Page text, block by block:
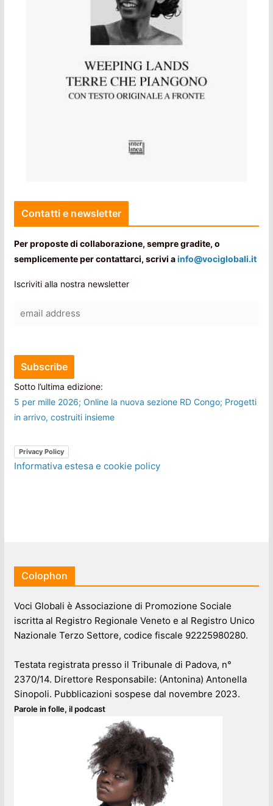
Contatti e newsletter
Per proposte di collaborazione, sempre gradite, o
semplicemente per contattarci, scrivi ainfo@vociglobali.it
Iscriviti alla nostra newsletter
Sotto l’ultima edizione:
5 per mille 2026; Online la nuova sezione RD Congo; Progetti
in arrivo, costruiti insieme
Privacy Policy
Informativa estesa e cookie policy
Colophon
Voci Globali è Associazione di Promozione Sociale
iscritta al Registro Regionale Veneto e al Registro Unico
Nazionale Terzo Settore, codice fiscale 92225980280.
Testata registrata presso il Tribunale di Padova, n°
2370/14. Direttore Responsabile: (Antonina) Antonella
Sinopoli. Pubblicazioni sospese dal novembre 2023.
Parole in folle, il podcast